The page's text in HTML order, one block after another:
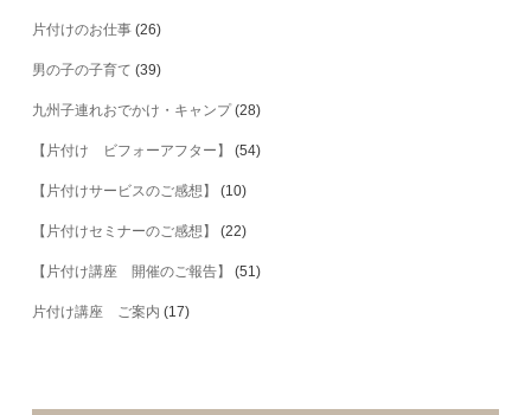
片付けのお仕事 (26)
男の子の子育て (39)
九州子連れおでかけ・キャンプ(28)
【片付け ビフォーアフター】 (54)
【片付けサービスのご感想】 (10)
【片付けセミナーのご感想】 (22)
【片付け講座 開催のご報告】 (51)
片付け講座 ご案内 (17)